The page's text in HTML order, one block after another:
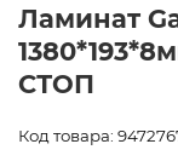
Ламинат
СТОП
Код товара: